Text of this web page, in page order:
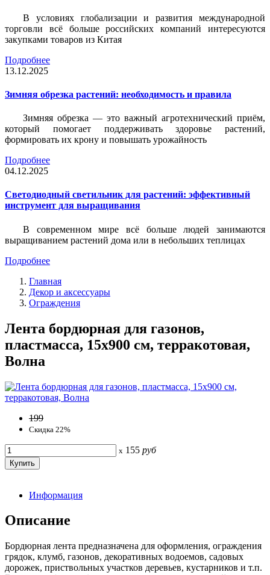
В условиях глобализации и развития международной
торговли всё больше российских компаний интересуются
закупками товаров из Китая
Подробнее
13.12.2025
Зимняя обрезка растений: необходимость и правила
Зимняя обрезка — это важный агротехнический приём,
который помогает поддерживать здоровье растений,
формировать их крону и повышать урожайность
Подробнее
04.12.2025
Светодиодный светильник для растений: эффективный
инструмент для выращивания
В современном мире всё больше людей занимаются
выращиванием растений дома или в небольших теплицах
Подробнее
Главная
Декор и аксессуары
Ограждения
Лента бордюрная для газонов,
пластмасса, 15х900 см, терракотовая,
Волна
199
Скидка 22%
x 155 руб
Информация
Описание
Бордюрная лента предназначена для оформления, ограждения
грядок, клумб, газонов, декоративных водоемов, садовых
дорожек, приствольных участков деревьев, кустарников и т.п.